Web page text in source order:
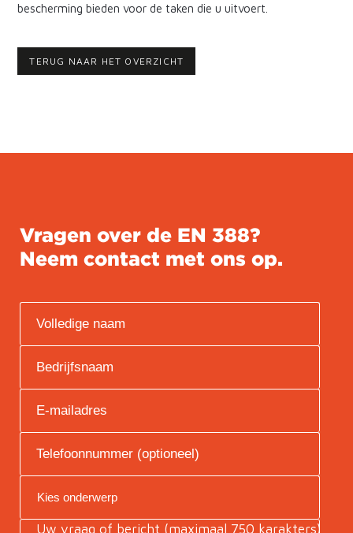
bescherming bieden voor de taken die u uitvoert.
TERUG NAAR HET OVERZICHT
Vragen over de EN 388?
Neem contact met ons op.